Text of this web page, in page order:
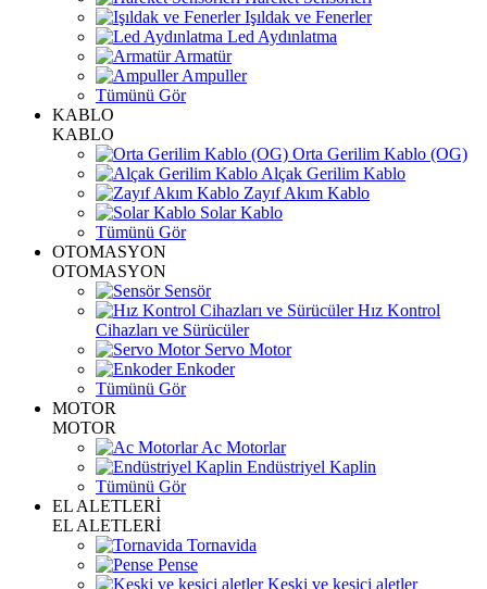
Işıldak ve Fenerler
Led Aydınlatma
Armatür
Ampuller
Tümünü Gör
KABLO
KABLO
Orta Gerilim Kablo (OG)
Alçak Gerilim Kablo
Zayıf Akım Kablo
Solar Kablo
Tümünü Gör
OTOMASYON
OTOMASYON
Sensör
Hız Kontrol
Cihazları ve Sürücüler
Servo Motor
Enkoder
Tümünü Gör
MOTOR
MOTOR
Ac Motorlar
Endüstriyel Kaplin
Tümünü Gör
EL ALETLERİ
EL ALETLERİ
Tornavida
Pense
Keski ve kesici aletler